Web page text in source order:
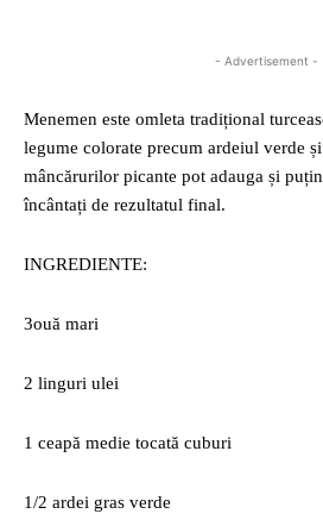
- Advertisement -
Menemen este omleta tradițional
legume colorate precum ardeiul verde
mâncărurilor picante pot adauga și
încântați de rezultatul final.
INGREDIENTE:
3ouă mari
2 linguri ulei
1 ceapă medie tocată cuburi
1/2 ardei gras verde